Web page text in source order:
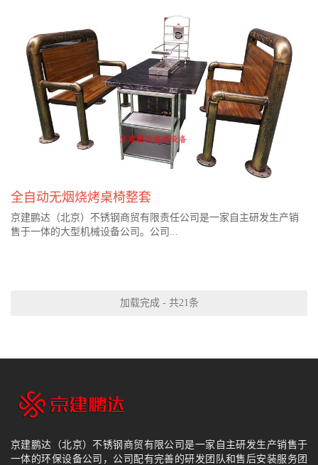
全自动无烟烧烤桌椅整套
京建鹏达（北京）不锈钢商贸有限责任公司是一家自主研发生产销
售于一体的大型机械设备公司。公司...
加载完成 - 共21条
京建鹏达（北京）不锈钢商贸有限公司是一家自主研发生产销售于
一体的环保设备公司，公司配有完善的研发团队和售后安装服务团